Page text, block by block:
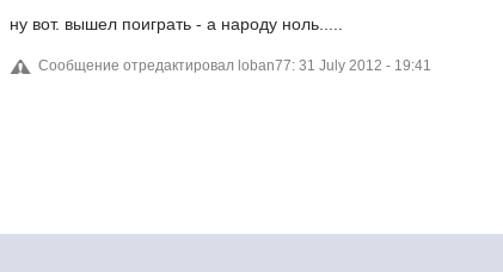
ну вот. вышел поиграть - а народу ноль.....
Сообщение отредактировал loban77: 31 July 2012 - 19:41